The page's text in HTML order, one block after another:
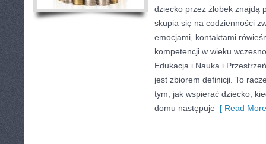
dziecko przez żłobek znajdą
skupia się na codzienności
emocjami, kontaktami
kompetencji w wieku
Edukacja i Nauka i
jest zbiorem definicji. To
tym, jak wspierać dziecko,
domu następuje [ Read